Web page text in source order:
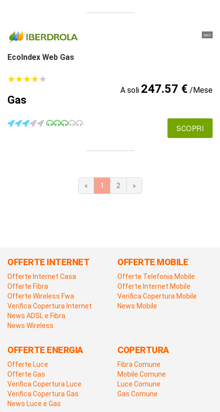
GAS
EcoIndex Web Gas
★★★★★
★★★★★
Gas
A soli 247.57 €/Mese
SCOPRI
« 1 2 »
OFFERTE INTERNET
Offerte Internet Casa
Offerte Fibra
Offerte Wireless Fwa
Verifica Copertura Internet
News ADSL e Fibra
News Wireless
OFFERTE MOBILE
Offerte Telefonia Mobile
Offerte Internet Mobile
Verifica Copertura Mobile
News Mobile
OFFERTE ENERGIA
Offerte Luce
Offerte Gas
Verifica Copertura Luce
Verifica Copertura Gas
News Luce e Gas
COPERTURA
Fibra Comune
Mobile Comune
Luce Comune
Gas Comune